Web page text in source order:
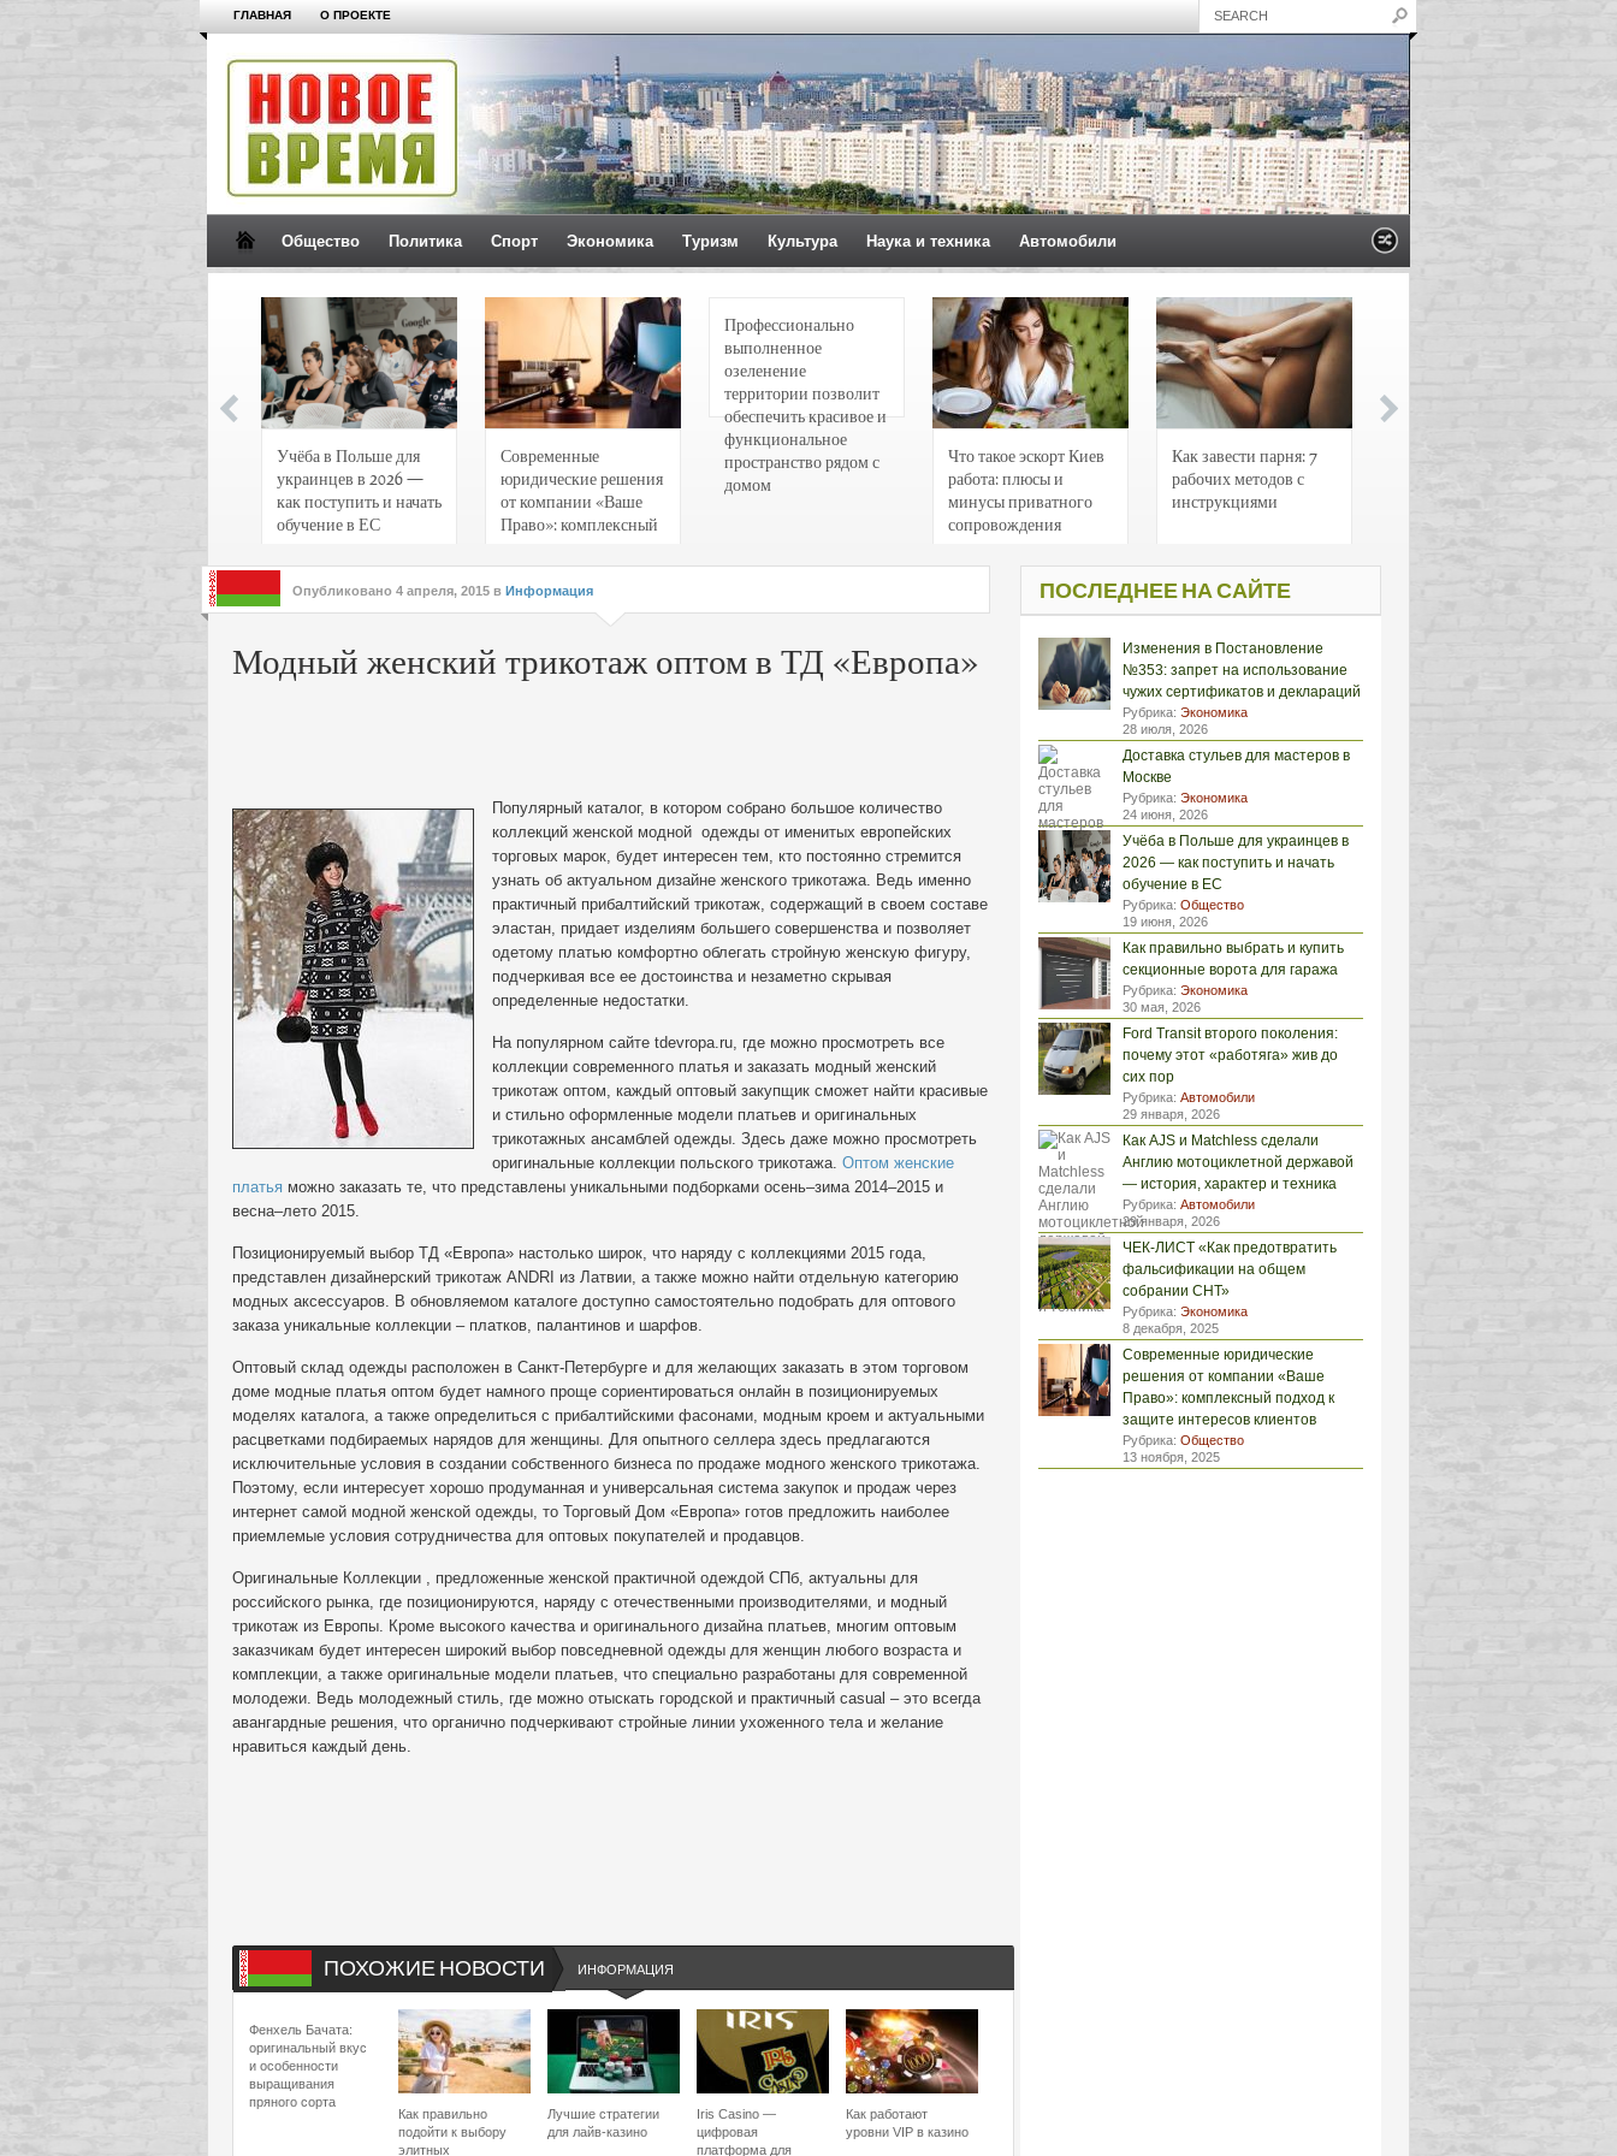
ГЛАВНАЯ О ПРОЕКТЕ
Общество Политика Спорт Экономика Туризм Культура Наука и техника Автомобили
Учёба в Польше для
украинцев в 2026 —
как поступить и начать
обучение в ЕС
Современные
юридические решения
от компании «Ваше
Право»: комплексный
интересов клиентов
Профессионально
выполненное
озеленение
территории позволит
обеспечить красивое и
функциональное
пространство рядом с
домом
Что такое эскорт Киев
работа: плюсы и
минусы приватного
сопровождения
Как завести парня: 7
рабочих методов с
инструкциями
Опубликовано 4 апреля, 2015 в Информация
Модный женский трикотаж оптом в ТД «Европа»
Популярный каталог, в котором собрано большое количество
коллекций женской модной одежды от именитых европейских
торговых марок, будет интересен тем, кто постоянно стремится
узнать об актуальном дизайне женского трикотажа. Ведь именно
практичный прибалтийский трикотаж, содержащий в своем составе
эластан, придает изделиям большего совершенства и позволяет
одетому платью комфортно облегать стройную женскую фигуру,
подчеркивая все ее достоинства и незаметно скрывая
определенные недостатки.
На популярном сайте tdevropa.ru, где можно просмотреть все
коллекции современного платья и заказать модный женский
трикотаж оптом, каждый оптовый закупщик сможет найти красивые
и стильно оформленные модели платьев и оригинальных
трикотажных ансамблей одежды. Здесь даже можно просмотреть
оригинальные коллекции польского трикотажа. Оптом женские
платья можно заказать те, что представлены уникальными подборками осень–зима 2014–2015 и
весна–лето 2015.
Позиционируемый выбор ТД «Европа» настолько широк, что наряду с коллекциями 2015 года,
представлен дизайнерский трикотаж ANDRI из Латвии, а также можно найти отдельную категорию
модных аксессуаров. В обновляемом каталоге доступно самостоятельно подобрать для оптового
заказа уникальные коллекции – платков, палантинов и шарфов.
Оптовый склад одежды расположен в Санкт-Петербурге и для желающих заказать в этом торговом
доме модные платья оптом будет намного проще сориентироваться онлайн в позиционируемых
моделях каталога, а также определиться с прибалтийскими фасонами, модным кроем и актуальными
расцветками подбираемых нарядов для женщины. Для опытного селлера здесь предлагаются
исключительные условия в создании собственного бизнеса по продаже модного женского трикотажа.
Поэтому, если интересует хорошо продуманная и универсальная система закупок и продаж через
интернет самой модной женской одежды, то Торговый Дом «Европа» готов предложить наиболее
приемлемые условия сотрудничества для оптовых покупателей и продавцов.
Оригинальные Коллекции , предложенные женской практичной одеждой СПб, актуальны для
российского рынка, где позиционируются, наряду с отечественными производителями, и модный
трикотаж из Европы. Кроме высокого качества и оригинального дизайна платьев, многим оптовым
заказчикам будет интересен широкий выбор повседневной одежды для женщин любого возраста и
комплекции, а также оригинальные модели платьев, что специально разработаны для современной
молодежи. Ведь молодежный стиль, где можно отыскать городской и практичный casual – это всегда
авангардные решения, что органично подчеркивают стройные линии ухоженного тела и желание
нравиться каждый день.
ПОХОЖИЕ НОВОСТИ ИНФОРМАЦИЯ
Фенхель Бачата:
оригинальный вкус
и особенности
выращивания
пряного сорта
Как правильно
подойти к выбору
элитных
Лучшие стратегии
для лайв-казино
Iris Casino —
цифровая
платформа для
Как работают
уровни VIP в казино
ПОСЛЕДНЕЕ НА САЙТЕ
Изменения в Постановление
№353: запрет на использование
чужих сертификатов и деклараций
Рубрика: Экономика
28 июля, 2026
Доставка стульев для мастеров в
Москве
Рубрика: Экономика
24 июня, 2026
Учёба в Польше для украинцев в
2026 — как поступить и начать
обучение в ЕС
Рубрика: Общество
19 июня, 2026
Как правильно выбрать и купить
секционные ворота для гаража
Рубрика: Экономика
30 мая, 2026
Ford Transit второго поколения:
почему этот «работяга» жив до
сих пор
Рубрика: Автомобили
29 января, 2026
Как AJS и Matchless сделали
Англию мотоциклетной державой
— история, характер и техника
Рубрика: Автомобили
29 января, 2026
ЧЕК-ЛИСТ «Как предотвратить
фальсификации на общем
собрании СНТ»
Рубрика: Экономика
8 декабря, 2025
Современные юридические
решения от компании «Ваше
Право»: комплексный подход к
защите интересов клиентов
Рубрика: Общество
13 ноября, 2025